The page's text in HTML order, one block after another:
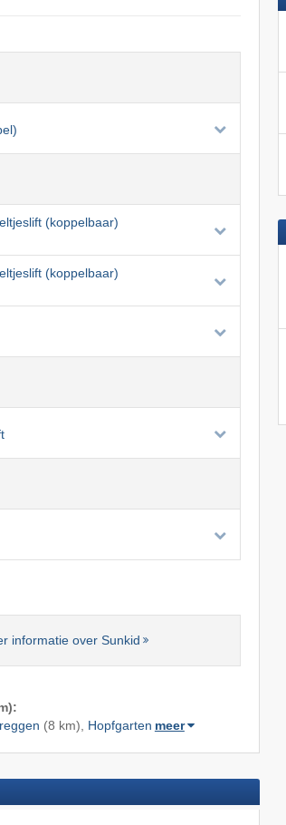
(koppelbaar)
(koppelbaar)
informatie over Sunkid
(8 km), Hopfgarten meer